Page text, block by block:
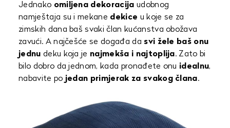
Jednako omiljena dekoracija udobnog
namještaja su i mekane dekice u koje se za
zimskih dana baš svaki član kućanstva obožava
zavući. A najčešće se događa da svi žele baš onu
jednu deku koja je najmekša i najtoplija. Zato bi
bilo dobro da jednom, kada pronađete onu idealnu,
nabavite po jedan primjerak za svakog člana.